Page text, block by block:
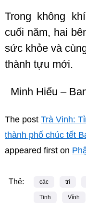
Trong không
cuối năm, hai
sức khỏe và
thành tựu mới.
Minh Hiếu –
The post Trà Vinh:
thành phố chúc tết
appeared first on
Thẻ: các trì
Tịnh Vĩnh